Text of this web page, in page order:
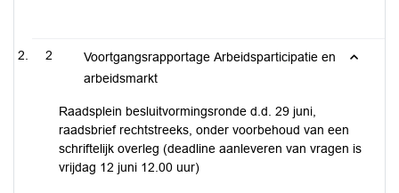
2
Voortgangsrapportage Arbeidsparticipatie en
arbeidsmarkt
Raadsplein besluitvormingsronde d.d. 29 juni,
raadsbrief rechtstreeks, onder voorbehoud van een
schriftelijk overleg (deadline aanleveren van vragen is
vrijdag 12 juni 12.00 uur)